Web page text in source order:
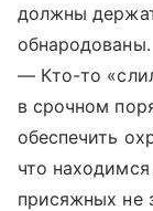
должны
обнародованы.
— Кто-то
в срочном
обеспечить
что
присяжных не